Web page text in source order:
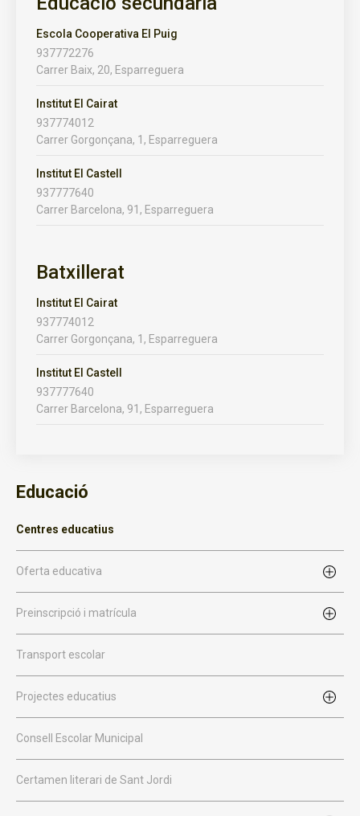
Educació
Centres educatius
Oferta educativa
Preinscripció i matrícula
Transport escolar
Projectes educatius
Consell Escolar Municipal
Certamen literari de Sant Jordi
Escola Cooperativa El Puig
937772276
Carrer Baix, 20, Esparreguera
Institut El Cairat
937774012
Carrer Gorgonçana, 1, Esparreguera
Institut El Castell
937777640
Carrer Barcelona, 91, Esparreguera
Batxillerat
Institut El Cairat
937774012
Carrer Gorgonçana, 1, Esparreguera
Institut El Castell
937777640
Carrer Barcelona, 91, Esparreguera